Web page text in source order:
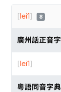
[lei1] 8
廣州話正音
[lei1]
粵語同音字